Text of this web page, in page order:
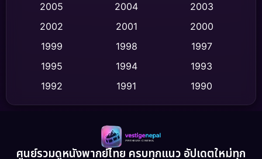
Cult Film
Dance เต้น (10)
Detective สืบสวน (62)
Disaster (13)
2005
2004
2003
2002
2001
2000
1999
1998
1997
1995
1994
1993
1992
1991
1990
1989
1988
1986
1983
1978
1974
ศูนย์รวมดูหนังพากย์ไทย ครบทุกแนว อัปเดตใหม่ทุก